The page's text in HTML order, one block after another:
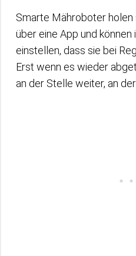
Smarte Mähroboter
über eine App und können
einstellen, dass sie bei
Erst wenn es wieder
an der Stelle weiter, an